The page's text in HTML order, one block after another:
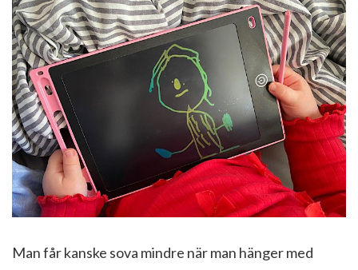
Man får kanske sova mindre när man hänger med